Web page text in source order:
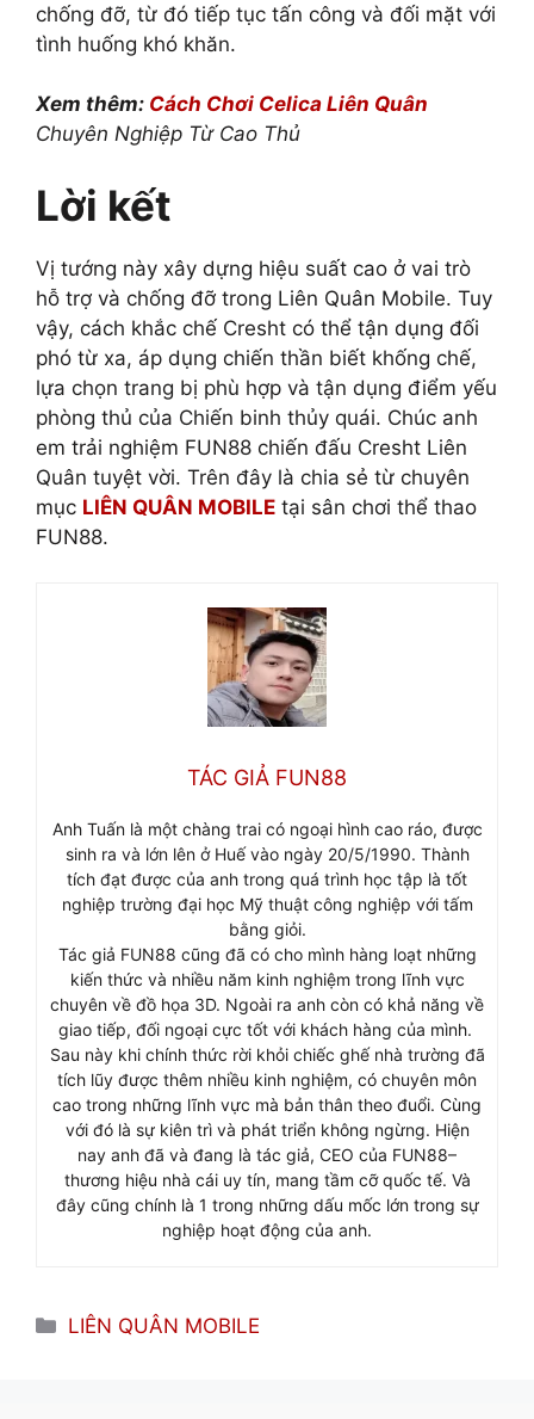
chống đỡ, từ đó tiếp tục tấn công và đối mặt với
tình huống khó khăn.
Xem thêm: Cách Chơi Celica Liên Quân
Chuyên Nghiệp Từ Cao Thủ
Lời kết
Vị tướng này xây dựng hiệu suất cao ở vai trò
hỗ trợ và chống đỡ trong Liên Quân Mobile. Tuy
vậy, cách khắc chế Cresht có thể tận dụng đối
phó từ xa, áp dụng chiến thần biết khống chế,
lựa chọn trang bị phù hợp và tận dụng điểm yếu
phòng thủ của Chiến binh thủy quái. Chúc anh
em trải nghiệm FUN88 chiến đấu Cresht Liên
Quân tuyệt vời. Trên đây là chia sẻ từ chuyên
mục LIÊN QUÂN MOBILE tại sân chơi thể thao
FUN88.
TÁC GIẢ FUN88
Anh Tuấn là một chàng trai có ngoại hình cao ráo, được
sinh ra và lớn lên ở Huế vào ngày 20/5/1990. Thành
tích đạt được của anh trong quá trình học tập là tốt
nghiệp trường đại học Mỹ thuật công nghiệp với tấm
bằng giỏi.
Tác giả FUN88 cũng đã có cho mình hàng loạt những
kiến thức và nhiều năm kinh nghiệm trong lĩnh vực
chuyên về đồ họa 3D. Ngoài ra anh còn có khả năng về
giao tiếp, đối ngoại cực tốt với khách hàng của mình.
Sau này khi chính thức rời khỏi chiếc ghế nhà trường đã
tích lũy được thêm nhiều kinh nghiệm, có chuyên môn
cao trong những lĩnh vực mà bản thân theo đuổi. Cùng
với đó là sự kiên trì và phát triển không ngừng. Hiện
nay anh đã và đang là tác giả, CEO của FUN88–
thương hiệu nhà cái uy tín, mang tầm cỡ quốc tế. Và
đây cũng chính là 1 trong những dấu mốc lớn trong sự
nghiệp hoạt động của anh.
Categories
LIÊN QUÂN MOBILE